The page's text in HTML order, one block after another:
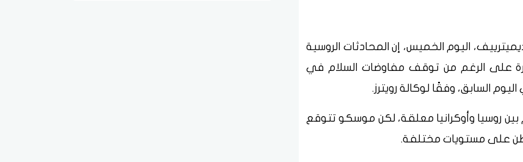
اليوم الخميس، إن المحادثات الروسية
على الرغم من توقف مفاوضات السلام في
السابق، وفقًا لوكالة رويترز.
أن عملية السلام بين روسيا وأوكرانيا معلقة، لكن موسكو تتوقع
على مستويات مختلفة.